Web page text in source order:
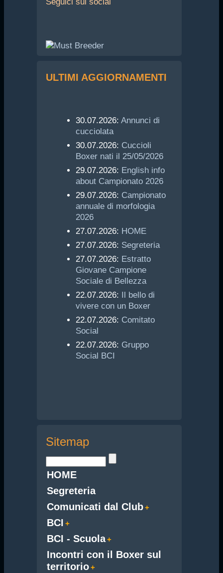
ULTIMI AGGIORNAMENTI
30.07.2026: Annunci di
cucciolata
30.07.2026: Cuccioli
Boxer nati il 25/05/2026
29.07.2026: English info
about Campionato 2026
29.07.2026: Campionato
annuale di morfologia
2026
27.07.2026: HOME
27.07.2026: Segreteria
27.07.2026: Estratto
Giovane Campione
Sociale di Bellezza
22.07.2026: Il bello di
vivere con un Boxer
22.07.2026: Comitato
Social
22.07.2026: Gruppo
Social BCI
Sitemap
HOME
Segreteria
Comunicati dal Club
BCI
BCI - Scuola
Incontri con il Boxer sul
territorio